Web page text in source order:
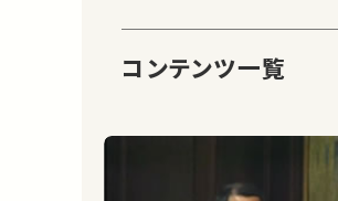
コンテンツ一覧